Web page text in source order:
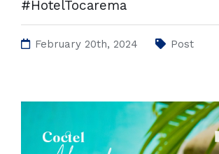
#HotelTocarema
February 20th, 2024 Post